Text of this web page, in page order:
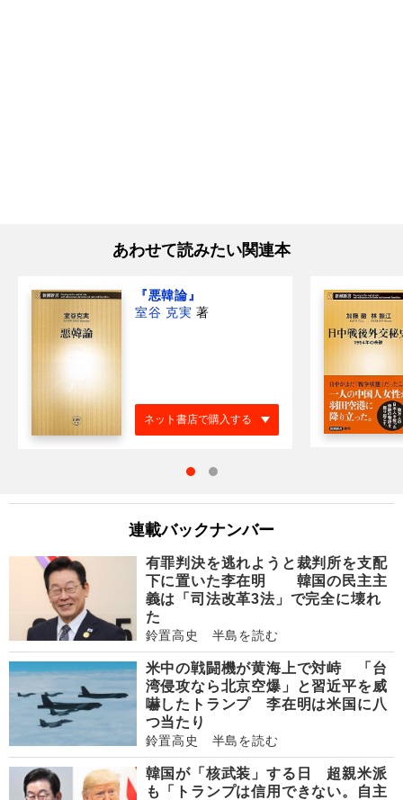
あわせて読みたい関連本
『悪韓論』
室谷 克実 著
ネット書店で購入する
連載バックナンバー
有罪判決を逃れようと裁判所を支配
下に置いた李在明 韓国の民主主
義は「司法改革3法」で完全に壊れ
た
鈴置高史 半島を読む
米中の戦闘機が黄海上で対峙 「台
湾侵攻なら北京空爆」と習近平を威
嚇したトランプ 李在明は米国に八
つ当たり
鈴置高史 半島を読む
韓国が「核武装」する日 超親米派
も「トランプは信用できない。自主